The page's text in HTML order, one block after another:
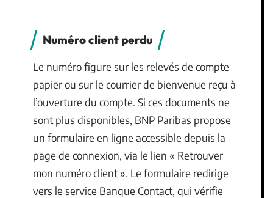
Numéro client perdu
Le numéro figure sur les relevés de compte
papier ou sur le courrier de bienvenue reçu à
l’ouverture du compte. Si ces documents ne
sont plus disponibles, BNP Paribas propose
un formulaire en ligne accessible depuis la
page de connexion, via le lien « Retrouver
mon numéro client ». Le formulaire redirige
vers le service Banque Contact, qui vérifie